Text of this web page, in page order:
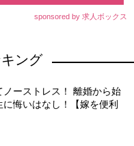
sponsored by 求人ボックス
ング
ーストレス！ 離婚から始
に悔いはなし！【嫁を便利